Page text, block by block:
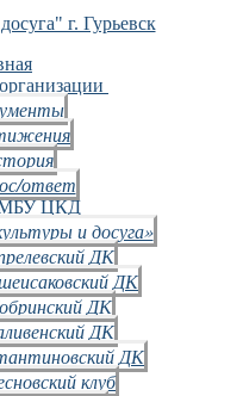
г. Гурьевск
ответ
ЦКД
и досуга»
ДК
ДК
ДК
ДК
ДК
клуб